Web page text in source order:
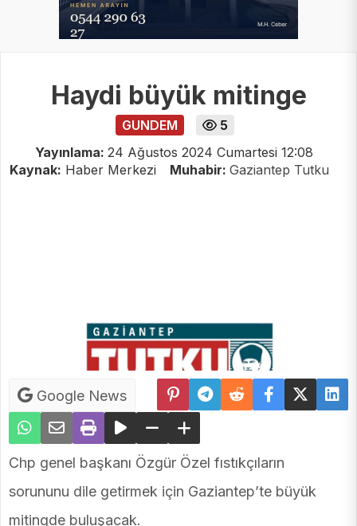
Haydi büyük mitinge
GUNDEM
5
Yayınlama: 24 Ağustos 2024 Cumartesi 12:08
Kaynak: Haber Merkezi Muhabir: Gaziantep Tutku
Google News
Chp genel başkanı Özgür Özel fıstıkçıların
sorununu dile getirmek için Gaziantep’te büyük
mitingde buluşacak.